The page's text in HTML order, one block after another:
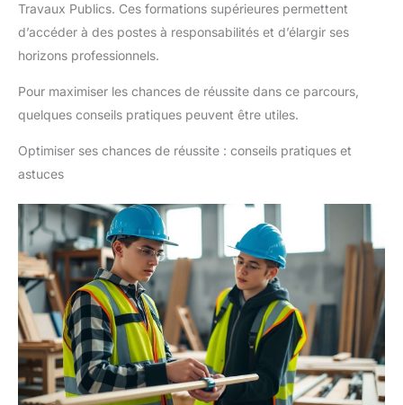
Travaux Publics. Ces formations supérieures permettent
d’accéder à des postes à responsabilités et d’élargir ses
horizons professionnels.
Pour maximiser les chances de réussite dans ce parcours,
quelques conseils pratiques peuvent être utiles.
Optimiser ses chances de réussite : conseils pratiques et
astuces